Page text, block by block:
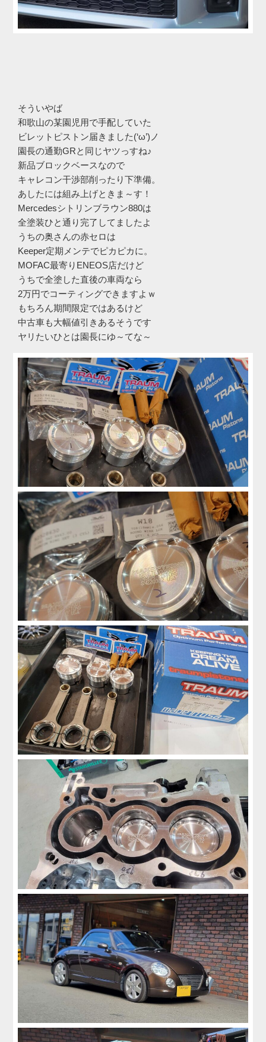
そういやば
和歌山の某園児用で手配していた
ビレットピストン届きました(‘ω’)ノ
園長の通勤GRと同じヤツっすね♪
新品ブロックベースなので
キャレコン干渉部削ったり下準備。
あしたには組み上げときま～す！
Mercedesシトリンブラウン880は
全塗装ひと通り完了してましたよ
うちの奥さんの赤セロは
Keeper定期メンテでピカピカに。
MOFAC最寄りENEOS店だけど
うちで全塗した直後の車両なら
2万円でコーティングできますよｗ
もちろん期間限定ではあるけど
中古車も大幅値引きあるそうです
ヤリたいひとは園長にゆ～てな～